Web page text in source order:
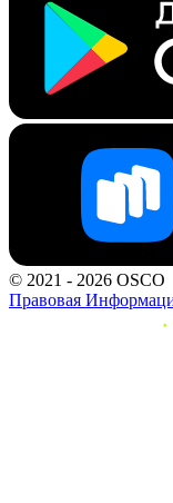
© 2021 - 2026 OSCO
Правовая